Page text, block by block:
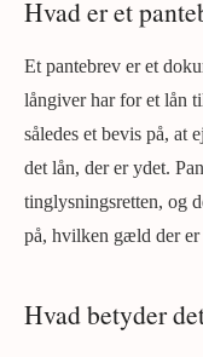
Hvad er et
Et pantebrev er et
långiver har for et lån
således et bevis på, at
det lån, der er ydet.
tinglysningsretten, og
på, hvilken gæld der
Hvad betyder